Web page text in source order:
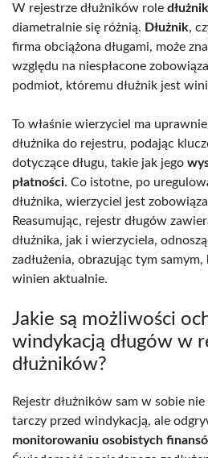
W rejestrze dłużników role
diametralnie się różnią. Dłużnik,
firma obciążona długami, może
względu na niespłacone
podmiot, któremu dłużnik jest
To właśnie wierzyciel ma
dłużnika do rejestru, podając
dotyczące długu, takie jak jego
płatności. Co istotne, po
dłużnika, wierzyciel jest
Reasumując, rejestr długów
dłużnika, jak i wierzyciela,
zadłużenia, obrazując tym
winien aktualnie.
Jakie są możliwości
windykacją długów w
dłużników?
Rejestr dłużników sam w sobie
tarczy przed windykacją, ale
monitorowaniu osobistych